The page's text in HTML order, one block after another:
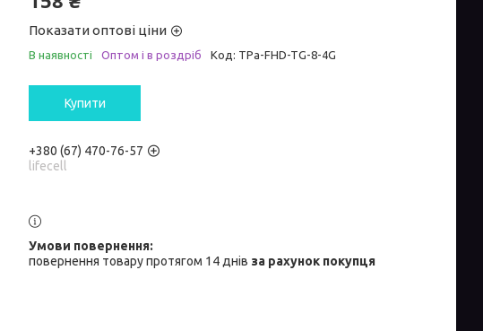
Показати оптові ціни
В наявності Оптом і в роздріб Код: TPa-FHD-TG-8-4G
Купити
+380 (67) 470-76-57
lifecell
повернення товару протягом 14 днів за рахунок покупця